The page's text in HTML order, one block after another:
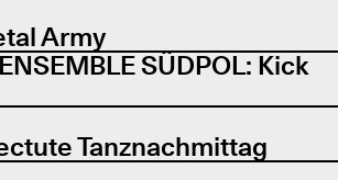
Army
SÜDPOL: Kick
Tanznachmittag